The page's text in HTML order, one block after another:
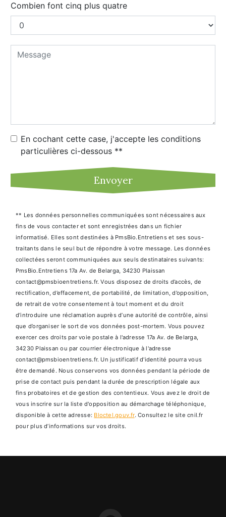
Combien font cinq plus quatre
En cochant cette case, j'accepte les conditions
particulières ci-dessous **
Envoyer
** Les données personnelles communiquées sont nécessaires aux
fins de vous contacter et sont enregistrées dans un fichier
informatisé. Elles sont destinées à PmsBio.Entretiens et ses sous-
traitants dans le seul but de répondre à votre message. Les données
collectées seront communiquées aux seuls destinataires suivants:
PmsBio.Entretiens 17a Av. de Belarga, 34230 Plaissan
contact@pmsbioentretiens.fr. Vous disposez de droits d’accès, de
rectification, d’effacement, de portabilité, de limitation, d’opposition,
de retrait de votre consentement à tout moment et du droit
d’introduire une réclamation auprès d’une autorité de contrôle, ainsi
que d’organiser le sort de vos données post-mortem. Vous pouvez
exercer ces droits par voie postale à l'adresse 17a Av. de Belarga,
34230 Plaissan ou par courrier électronique à l'adresse
contact@pmsbioentretiens.fr. Un justificatif d'identité pourra vous
être demandé. Nous conservons vos données pendant la période de
prise de contact puis pendant la durée de prescription légale aux
fins probatoires et de gestion des contentieux. Vous avez le droit de
vous inscrire sur la liste d'opposition au démarchage téléphonique,
disponible à cette adresse: Bloctel.gouv.fr. Consultez le site cnil.fr
pour plus d’informations sur vos droits.